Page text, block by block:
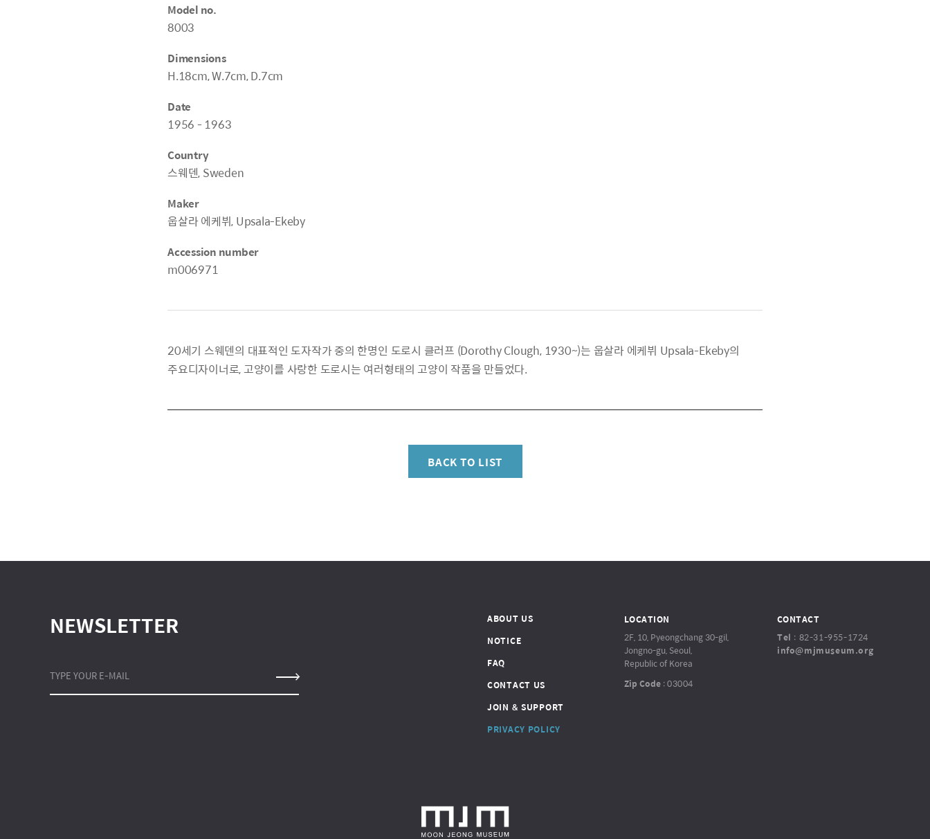
Model no.
8003
Dimensions
H.18cm, W.7cm, D.7cm
Date
1956 - 1963
Country
스웨덴, Sweden
Maker
웁살라 에케뷔, Upsala-Ekeby
Accession number
m006971
20세기 스웨덴의 대표적인 도자작가 중의 한명인 도로시 클러프 (Dorothy Clough, 1930~)는 웁살라 에케뷔 Upsala-Ekeby의
주요디자이너로, 고양이를 사랑한 도로시는 여러형태의 고양이 작품을 만들었다.
BACK TO LIST
NEWSLETTER
TYPE YOUR E-MAIL
ABOUT US
NOTICE
FAQ
CONTACT US
JOIN & SUPPORT
PRIVACY POLICY
LOCATION
2F, 10, Pyeongchang 30-gil,
Jongno-gu, Seoul,
Republic of Korea
Zip Code:03004
CONTACT
Tel : 82-31-955-1724
info@mjmuseum.org